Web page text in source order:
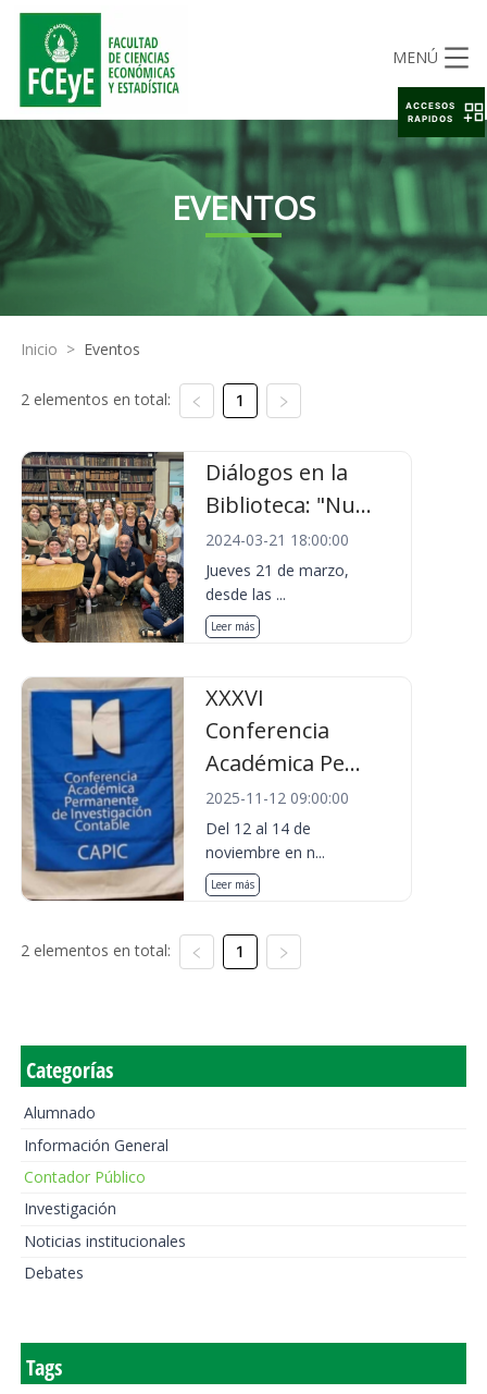
MENÚ
EVENTOS
Inicio > Eventos
2 elementos en total: 1
Diálogos en la
Biblioteca: "Nu...
2024-03-21 18:00:00
Jueves 21 de marzo,
desde las ...
Leer más
XXXVI
Conferencia
Académica Pe...
2025-11-12 09:00:00
Del 12 al 14 de
noviembre en n...
Leer más
2 elementos en total: 1
Categorías
Alumnado
Información General
Contador Público
Investigación
Noticias institucionales
Debates
Tags
ACCESOS
RAPIDOS